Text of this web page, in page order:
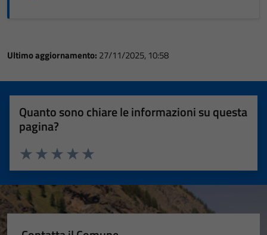
Ultimo aggiornamento: 27/11/2025, 10:58
Quanto sono chiare le informazioni su questa
pagina?
Valuta 5 stelle su 5
Valuta 4 stelle su 5
Valuta 3 stelle su 5
Valuta 2 stelle su 5
Valuta 1 stelle su 5